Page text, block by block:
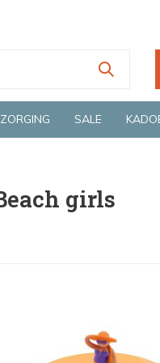
in Deventer
SALE
girls